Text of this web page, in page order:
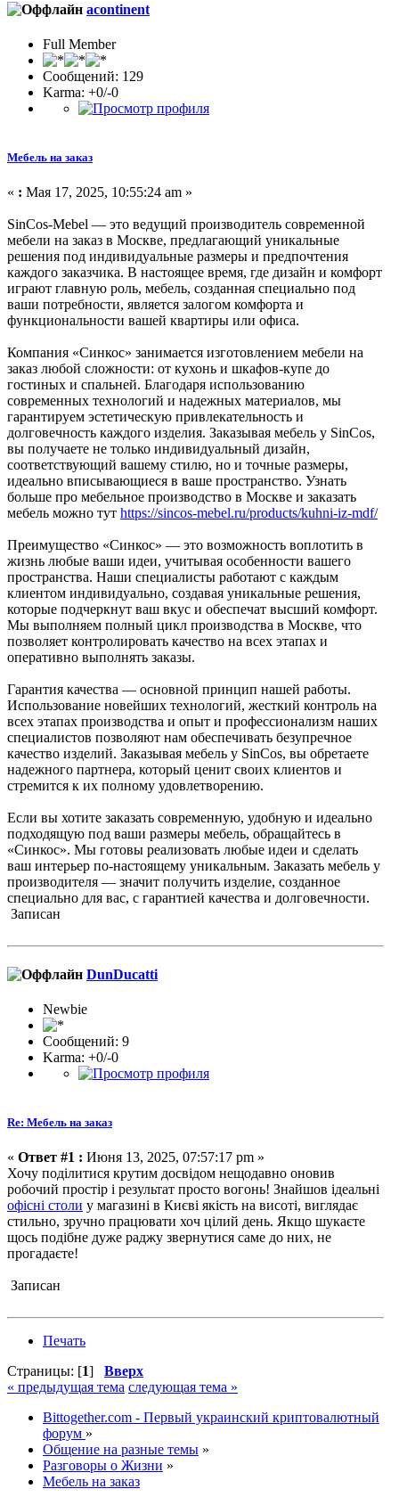
acontinent
Full Member
Сообщений: 129
Karma: +0/-0
Мебель на заказ
« : Мая 17, 2025, 10:55:24 am »
SinCos-Mebel — это ведущий производитель современной
мебели на заказ в Москве, предлагающий уникальные
решения под индивидуальные размеры и предпочтения
каждого заказчика. В настоящее время, где дизайн и комфорт
играют главную роль, мебель, созданная специально под
ваши потребности, является залогом комфорта и
функциональности вашей квартиры или офиса.
Компания «Синкос» занимается изготовлением мебели на
заказ любой сложности: от кухонь и шкафов-купе до
гостиных и спальней. Благодаря использованию
современных технологий и надежных материалов, мы
гарантируем эстетическую привлекательность и
долговечность каждого изделия. Заказывая мебель у SinCos,
вы получаете не только индивидуальный дизайн,
соответствующий вашему стилю, но и точные размеры,
идеально вписывающиеся в ваше пространство. Узнать
больше про мебельное производство в Москве и заказать
мебель можно тут https://sincos-mebel.ru/products/kuhni-iz-mdf/
Преимущество «Синкос» — это возможность воплотить в
жизнь любые ваши идеи, учитывая особенности вашего
пространства. Наши специалисты работают с каждым
клиентом индивидуально, создавая уникальные решения,
которые подчеркнут ваш вкус и обеспечат высший комфорт.
Мы выполняем полный цикл производства в Москве, что
позволяет контролировать качество на всех этапах и
оперативно выполнять заказы.
Гарантия качества — основной принцип нашей работы.
Использование новейших технологий, жесткий контроль на
всех этапах производства и опыт и профессионализм наших
специалистов позволяют нам обеспечивать безупречное
качество изделий. Заказывая мебель у SinCos, вы обретаете
надежного партнера, который ценит своих клиентов и
стремится к их полному удовлетворению.
Если вы хотите заказать современную, удобную и идеально
подходящую под ваши размеры мебель, обращайтесь в
«Синкос». Мы готовы реализовать любые идеи и сделать
ваш интерьер по-настоящему уникальным. Заказать мебель у
производителя — значит получить изделие, созданное
специально для вас, с гарантией качества и долговечности.
Записан
DunDucatti
Newbie
Сообщений: 9
Karma: +0/-0
Re: Мебель на заказ
« Ответ #1 : Июня 13, 2025, 07:57:17 pm »
Хочу поділитися крутим досвідом нещодавно оновив
робочий простір і результат просто вогонь! Знайшов ідеальні
офісні столи у магазині в Києві якість на висоті, виглядає
стильно, зручно працювати хоч цілий день. Якщо шукаєте
щось подібне дуже раджу звернутися саме до них, не
прогадаєте!
Записан
Печать
Страницы: [1] Вверх
« предыдущая тема следующая тема »
Bittogether.com - Первый украинский криптовалютный
форум »
Общение на разные темы »
Разговоры о Жизни »
Мебель на заказ